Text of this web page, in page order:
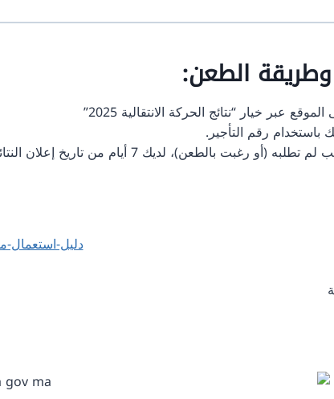
وطريقة الطعن:
عبر خيار “نتائج الحركة الانتقالية 2025”
رقم التأجير.
بالطعن)، لديك 7 أيام من تاريخ إعلان النتائج لتقديم
دليل-استعمال-